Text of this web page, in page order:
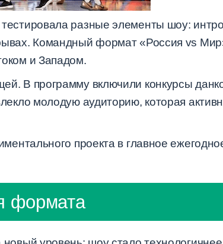
разные элементы шоу: интро
Командный формат «Россия vs
и Западом.
В программу включили конкурсы
молодую аудиторию, которая
проекта в главное
формата